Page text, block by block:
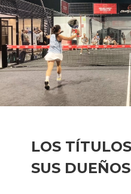
LOS
SUS DUEÑOS